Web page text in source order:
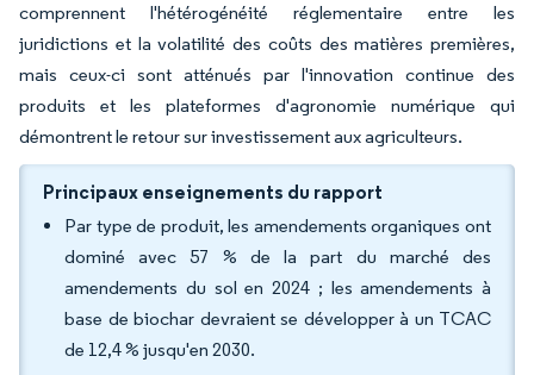
comprennent l'hétérogénéité réglementaire entre les
juridictions et la volatilité des coûts des matières premières,
mais ceux-ci sont atténués par l'innovation continue des
produits et les plateformes d'agronomie numérique qui
démontrent le retour sur investissement aux agriculteurs.
Principaux enseignements du rapport
Par type de produit, les amendements organiques ont
dominé avec 57 % de la part du marché des
amendements du sol en 2024 ; les amendements à
base de biochar devraient se développer à un TCAC
de 12,4 % jusqu'en 2030.